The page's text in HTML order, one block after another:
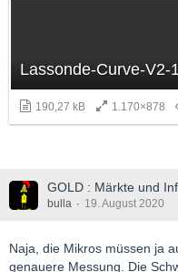
Lassonde-Curve-V2-
190,27 kB 1.170×878
GOLD : Märkte und
bulla 19. August 2020
Naja, die Mikros müssen ja
genauere Messung. Die